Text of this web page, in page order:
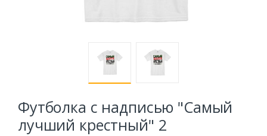
Футболка с надписью "Самый
лучший крестный" 2